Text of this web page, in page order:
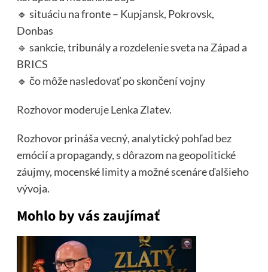
🔹 situáciu na fronte – Kupjansk, Pokrovsk,
Donbas
🔹 sankcie, tribunály a rozdelenie sveta na Západ a
BRICS
🔹 čo môže nasledovať po skončení vojny
Rozhovor moderujeLenka Zlatev.
Rozhovor prináša vecný, analytický pohľad bez
emócií a propagandy, s dôrazom na geopolitické
záujmy, mocenské limity a možné scenáre ďalšieho
vývoja.
Mohlo by vás zaujímať